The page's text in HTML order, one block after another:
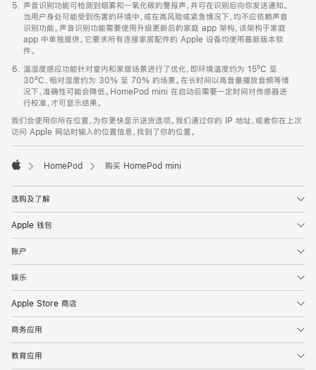
声音识别功能可检测到烟雾和一氧化碳的警报声，并可在识别后向你发送通知。
当用户身处可能受到伤害的环境中，或在高风险或紧急情况下，均不应依赖声音
识别功能。声音识别功能需要使用升级更新后的家庭 app 架构，该架构于家庭
app 中单独提供。它要求所有连接家居配件的 Apple 设备均使用最新版本软
件。
温湿度感应功能针对室内和家居场景进行了优化，即环境温度约为 15ºC 至
30ºC、相对湿度约为 30% 至 70% 的场景。在长时间以高音量播放音频等情
况下，准确性可能会降低。HomePod mini 在启动后需要一定时间对传感器进
行校准，才可显示结果。
我们会使用你所在位置，为你更快显示送货选项。我们通过你的 IP 地址，或者你在上次
访问 Apple 网站时输入的位置信息，找到了你的位置。
HomePod 购买 HomePod mini
选购及了解
Apple 钱包
账户
娱乐
Apple Store 商店
商务应用
教育应用